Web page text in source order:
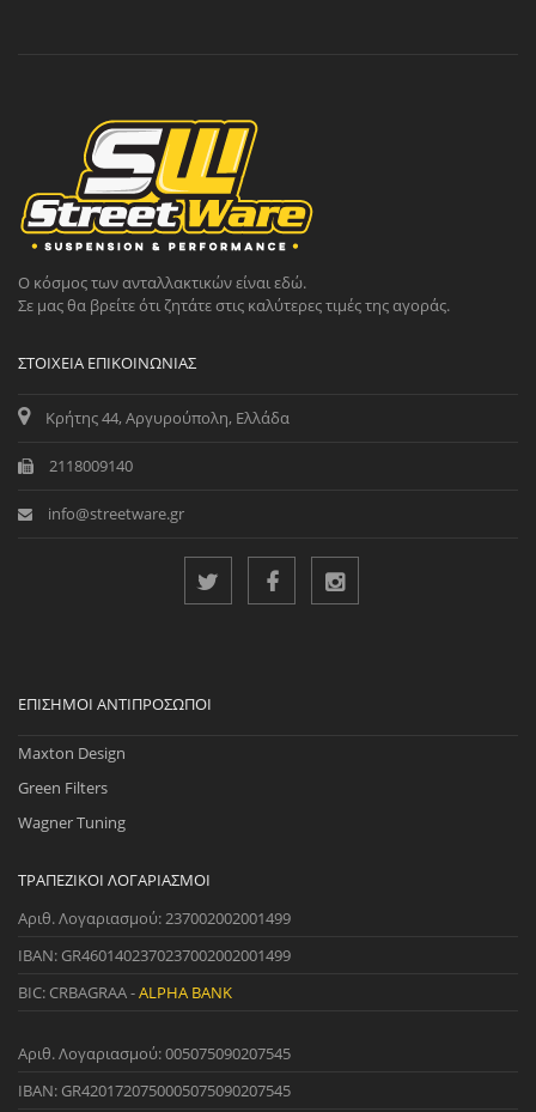
Ο κόσμος των ανταλλακτικών είναι εδώ.
Σε μας θα βρείτε ότι ζητάτε στις καλύτερες τιμές της αγοράς.
ΣΤΟΙΧΕΊΑ ΕΠΙΚΟΙΝΩΝΊΑΣ
Κρήτης 44, Αργυρούπολη, Ελλάδα
2118009140
info@streetware.gr
ΕΠΊΣΗΜΟΙ ΑΝΤΙΠΡΌΣΩΠΟΙ
Maxton Design
Green Filters
Wagner Tuning
ΤΡΑΠΕΖΙΚΟΊ ΛΟΓΑΡΙΑΣΜΟΊ
Αριθ. Λογαριασμού: 237002002001499
IBAN: GR4601402370237002002001499
BIC: CRBAGRAA -ALPHA BANK
Αριθ. Λογαριασμού: 005075090207545
IBAN: GR4201720750005075090207545